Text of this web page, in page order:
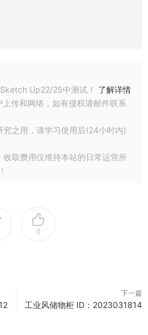
Up22/25中测试！ 了解详情
传和网络，如有侵权请邮件联系
之用，请学习使用后(24小时内)
取费用仅维持本站的日常运营所
0
下一篇
工业风储物柜 ID：2023031814